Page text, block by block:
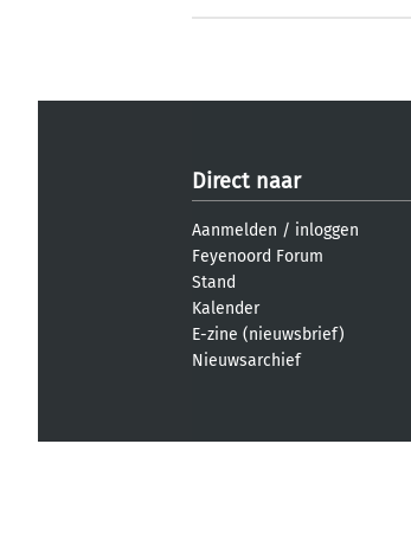
Direct naar
Aanmelden / inloggen
Feyenoord Forum
Stand
Kalender
E-zine (nieuwsbrief)
Nieuwsarchief